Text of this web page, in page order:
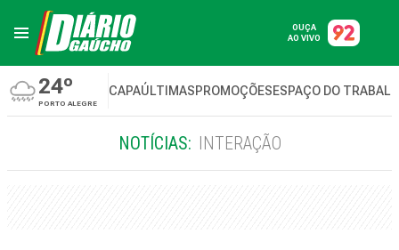
OUÇA
AO VIVO
24º
PORTO ALEGRE
CAPAÚLTIMASPROMOÇÕESESPAÇO DO
NOTÍCIAS: INTERAÇÃO